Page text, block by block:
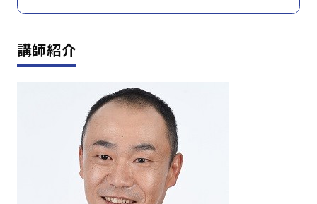
講師紹介